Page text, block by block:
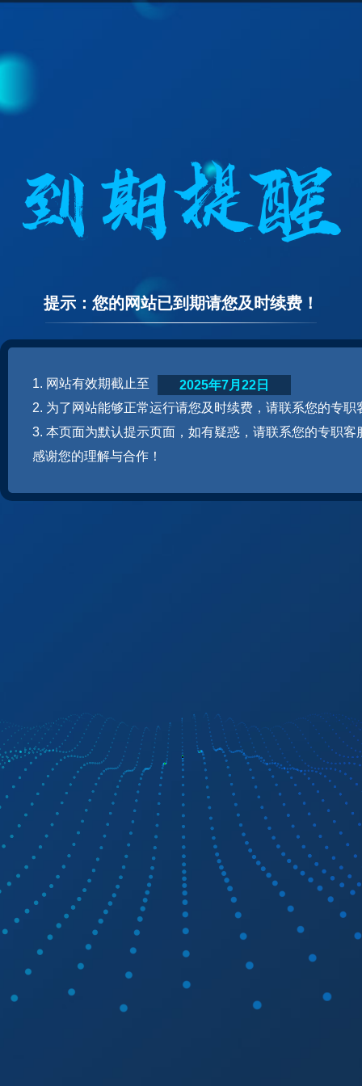
提示：您的网站已到期请您及时续费！
1. 网站有效期截止至
2. 为了网站能够正常运行请您及时续费，请联系您的专职
3. 本页面为默认提示页面，如有疑惑，请联系您的专职客
感谢您的理解与合作！
2025年7月22日